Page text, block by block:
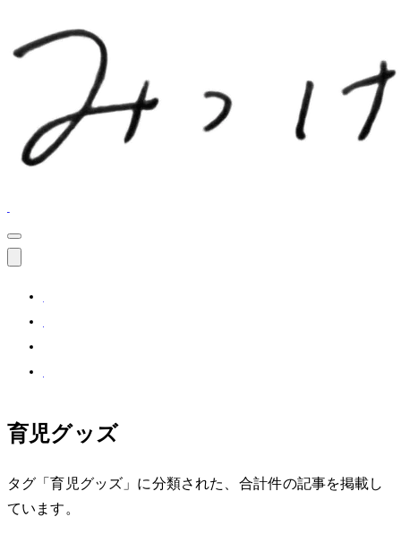
育児グッズ
タグ「育児グッズ」に分類された、合計 7 件の記事を掲載し
ています。